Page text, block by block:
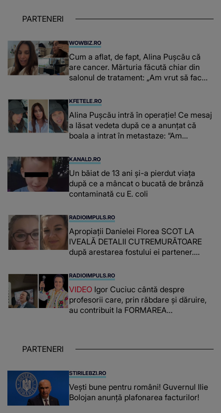
PARTENERI
WOWBIZ.RO
Cum a aflat, de fapt, Alina Pușcău că
are cancer. Mărturia făcută chiar din
salonul de tratament: „Am vrut să fac
înțepe sânul”
KFETELE.RO
Alina Pușcău intră în operație! Ce mesaj
a lăsat vedeta după ce a anunțat că
boala a intrat în metastaze: “Am
KANALD.RO
Un băiat de 13 ani și-a pierdut viața
după ce a mâncat o bucată de brânză
contaminată cu E. coli
RADIOIMPULS.RO
Apropiații Danielei Florea SCOT LA
IVEALĂ DETALII CUTREMURĂTOARE
după arestarea fostului ei partener.
românca ucisă în Italia și ascunsă în
lada unui pat: " Îmi pare rău că nu am
reușit să fac mai mult pentru ea și..."
RADIOIMPULS.RO
VIDEO Igor Cuciuc cântă despre
profesorii care, prin răbdare și dăruire,
au contribuit la FORMAREA
chiar și după trecerea anilor: "De
PARTENERI
STIRILEBZI.RO
Vești bune pentru români! Guvernul Ilie
Bolojan anunță plafonarea facturilor!